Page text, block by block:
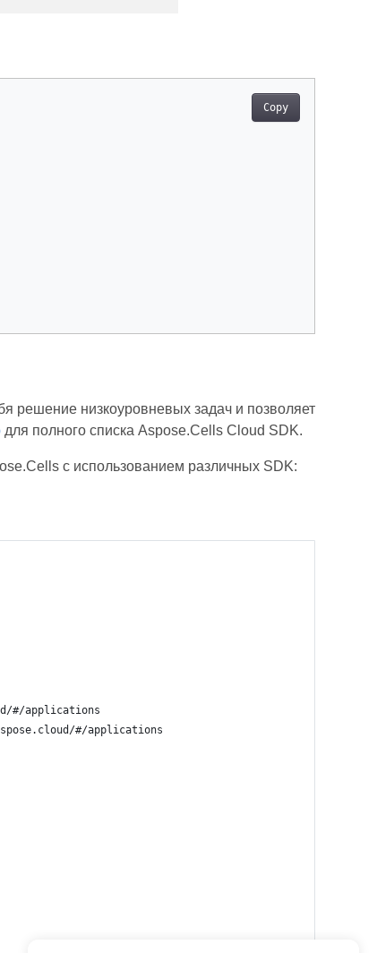
Copy
решение низкоуровневых задач и позволяет
для полного списка Aspose.Cells Cloud SDK.
с использованием различных SDK:
#/applications
#/applications